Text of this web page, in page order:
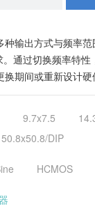
输出方式与频率
过切换频率特
期间或重新设计硬
9.7x7.5
50.8x50.8/DIP
HCMOS